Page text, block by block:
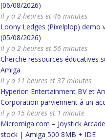
(06/08/2026)
il y a 2 heures et 46 minutes
Loony Ledges (Pixelplop) demo
(05/08/2026)
il y a 2 heures et 56 minutes
Cherche ressources éducatives
Amiga
il y a 11 heures et 37 minutes
Hyperion Entertainment BV et
Corporation parviennent à un
il y a 15 heures et 1 minute
Micromiga.com – Joystick
stock | Amiga 500 8MB + IDE